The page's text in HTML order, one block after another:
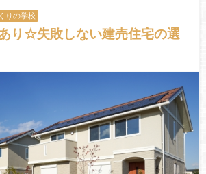
りの学校
り☆失敗しない建売住宅の選